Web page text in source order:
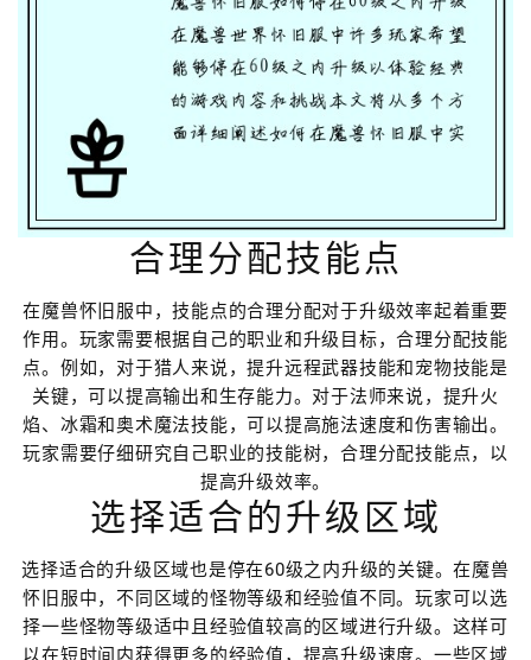
合理分配技能点
在魔兽怀旧服中，技能点的合理分配对于升级效率起着重要
作用。玩家需要根据自己的职业和升级目标，合理分配技能
点。例如，对于猎人来说，提升远程武器技能和宠物技能是
关键，可以提高输出和生存能力。对于法师来说，提升火
焰、冰霜和奥术魔法技能，可以提高施法速度和伤害输出。
玩家需要仔细研究自己职业的技能树，合理分配技能点，以
提高升级效率。
选择适合的升级区域
选择适合的升级区域也是停在60级之内升级的关键。在魔兽
怀旧服中，不同区域的怪物等级和经验值不同。玩家可以选
择一些怪物等级适中且经验值较高的区域进行升级。这样可
以在短时间内获得更多的经验值，提高升级速度。一些区域